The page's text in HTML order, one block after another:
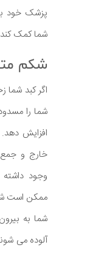
پزشک خود
شما کمک
شکم
اگر کبد شما
شما را
افزایش
خارج و
وجود داشته
ممکن است
شما به
آلوده می